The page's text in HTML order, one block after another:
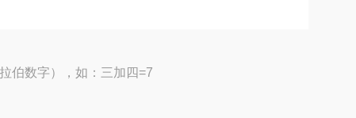
伯数字），如：三加四=7